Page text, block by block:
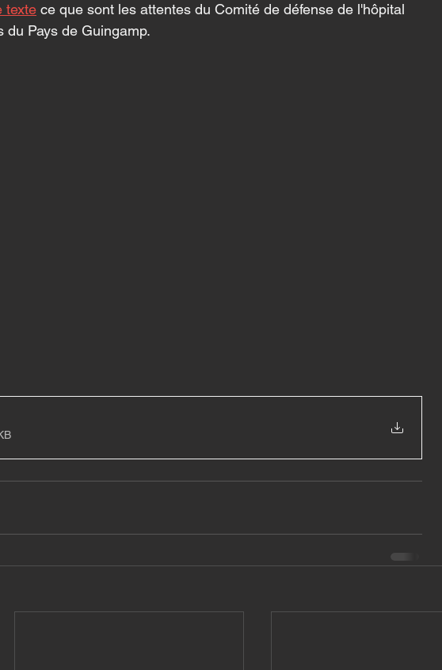
texte ce que sont les attentes du Comité de défense de l'hôpital
du Pays de Guingamp.